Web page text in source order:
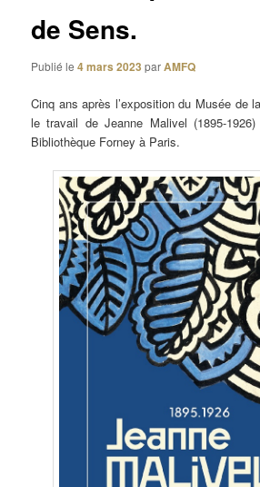
de Sens.
Publié le4 mars 2023 parAMFQ
Cinq ans après l’exposition du Musée de
le travail de Jeanne Malivel (1895-
Bibliothèque Forney à Paris.